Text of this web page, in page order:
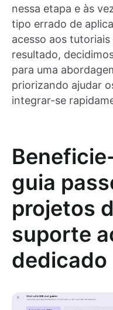
nessa etapa e às
tipo errado de
acesso aos
resultado,
para uma
priorizando ajudar
integrar-se
guia
projetos
suporte
dedicado